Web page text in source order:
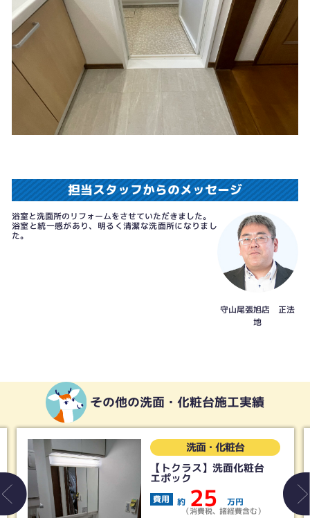
担当スタッフからのメッセージ
浴室と洗面所のリフォームをさせていただきました。
浴室と統一感があり、明るく清潔な洗面所になりまし
た。
守山尾張旭店 正法
地
その他の洗面・化粧台施工実績
洗面・化粧台
【トクラス】洗面化粧台
エポック
約 25 万円
（消費税、諸経費含む）